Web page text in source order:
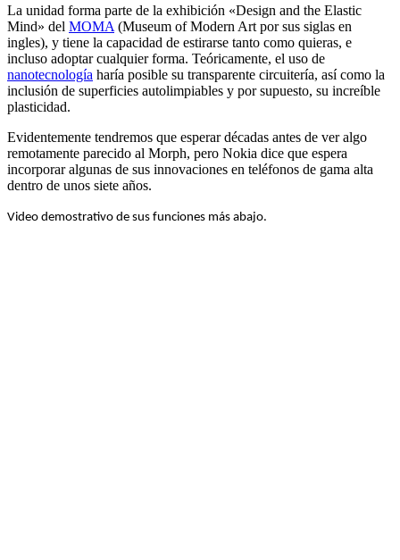
La unidad forma parte de la exhibición «Design and the Elastic
Mind» del MOMA (Museum of Modern Art por sus siglas en
ingles), y tiene la capacidad de estirarse tanto como quieras, e
incluso adoptar cualquier forma. Teóricamente, el uso de
nanotecnología haría posible su transparente circuitería, así como la
inclusión de superficies autolimpiables y por supuesto, su increíble
plasticidad.
Evidentemente tendremos que esperar décadas antes de ver algo
remotamente parecido al Morph, pero Nokia dice que espera
incorporar algunas de sus innovaciones en teléfonos de gama alta
dentro de unos siete años.
Video demostrativo de sus funciones más abajo.